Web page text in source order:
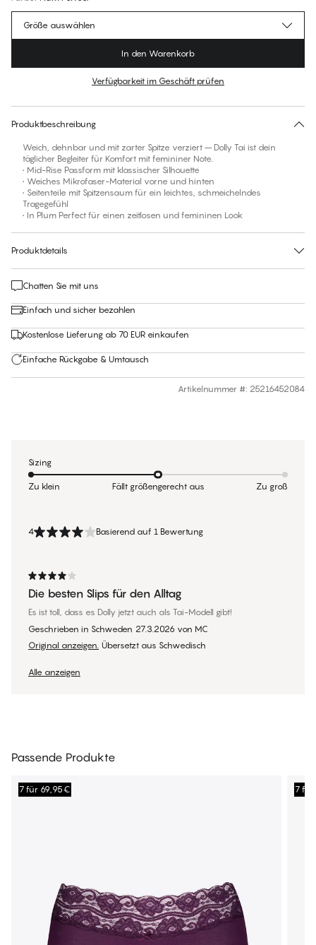
Für diesen Artikel gibt es keine empfohlene Größe
Größe auswählen
In den Warenkorb
Verfügbarkeit im Geschäft prüfen
Produktbeschreibung
Weich, dehnbar und mit zarter Spitze verziert – Dolly Tai ist dein
täglicher Begleiter für Komfort mit femininer Note.
• Mid-Rise Passform mit klassischer Silhouette
• Weiches Mikrofaser-Material vorne und hinten
• Seitenteile mit Spitzensaum für ein leichtes, schmeichelndes
Tragegefühl
• In Plum Perfect für einen zeitlosen und femininen Look
Produktdetails
Chatten Sie mit uns
Einfach und sicher bezahlen
Kostenlose Lieferung ab 70 EUR einkaufen
Einfache Rückgabe & Umtausch
Artikelnummer #: 25216452084
4 Basierend auf 1 Bewertung
Die besten Slips für den Alltag
Es ist toll, dass es Dolly jetzt auch als Tai-Modell gibt!
Geschrieben in Schweden 27.3.2026 von MC
Original anzeigen. Übersetzt aus Schwedisch
Alle anzeigen
Sizing
Zu klein Fällt größengerecht aus Zu groß
Passende Produkte
7 für 69,95€ 7